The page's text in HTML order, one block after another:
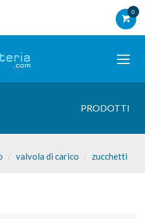
0
PRODOTTI
valvola di carico zucchetti